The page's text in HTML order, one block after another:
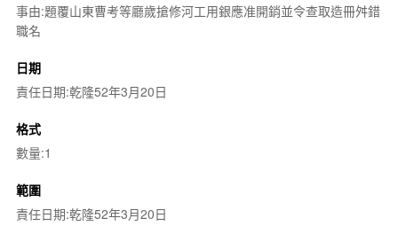
事由:題覆山東曹考等廳歲搶修河工用銀應准開銷並令查取造冊舛錯
職名
日期
責任日期:乾隆52年3月20日
格式
數量:1
範圍
責任日期:乾隆52年3月20日